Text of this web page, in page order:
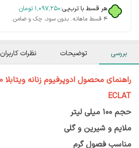
هر قسط با ترب‌پی:۱٬۰۹۷٬۲۵۰ تومان
۴ قسط ماهانه. بدون سود، چک و ضامن.
بررسی توضیحات نظرات کاربران
ECLAT
حجم 100 میلی لیتر
ملایم و شیرین و گلی
مناسب فصول گرم